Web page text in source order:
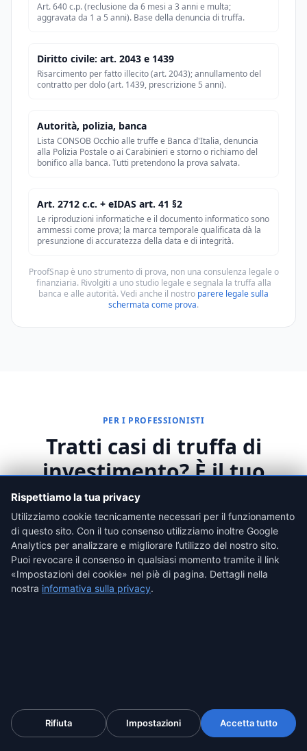
Art. 640 c.p. (reclusione da 6 mesi a 3 anni e multa;
aggravata da 1 a 5 anni). Base della denuncia di truffa.
Diritto civile: art. 2043 e 1439
Risarcimento per fatto illecito (art. 2043); annullamento del
contratto per dolo (art. 1439, prescrizione 5 anni).
Autorità, polizia, banca
Lista CONSOB Occhio alle truffe e Banca d'Italia, denuncia
alla Polizia Postale o ai Carabinieri e storno o richiamo del
bonifico alla banca. Tutti pretendono la prova salvata.
Art. 2712 c.c. + eIDAS art. 41 §2
Le riproduzioni informatiche e il documento informatico sono
ammessi come prova; la marca temporale qualificata dà la
presunzione di accuratezza della data e di integrità.
ProofSnap è uno strumento di prova, non una consulenza legale o
finanziaria. Rivolgiti a uno studio legale e segnala la truffa alla
banca e alle autorità. Vedi anche il nostro parere legale sulla
schermata come prova.
PER I PROFESSIONISTI
Tratti casi di truffa di
investimento? È il tuo
strumento di lavoro
I clienti arrivano dopo la perdita, quando la prova
spesso è già sparita. Chi la salva per primo vince il
caso. Per studi e team un'esigenza ricorrente, non un
caso isolato.
(presunzione di accuratezza, art. 41 §2). Base per
denuncia, causa e reclamo bancario.
Salva la prova, da 4,99 $
Rispettiamo la tua privacy
Utilizziamo cookie tecnicamente necessari per il funzionamento
di questo sito. Con il tuo consenso utilizziamo inoltre Google
Analytics per analizzare e migliorare l’utilizzo del nostro sito.
Puoi revocare il consenso in qualsiasi momento tramite il link
«Impostazioni dei cookie» nel piè di pagina. Dettagli nella
nostra informativa sulla privacy.
Rifiuta Impostazioni Accetta tutto